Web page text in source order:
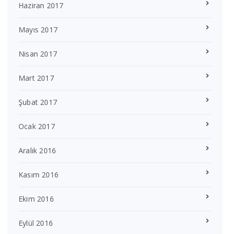
Haziran 2017
Mayıs 2017
Nisan 2017
Mart 2017
Şubat 2017
Ocak 2017
Aralık 2016
Kasım 2016
Ekim 2016
Eylül 2016